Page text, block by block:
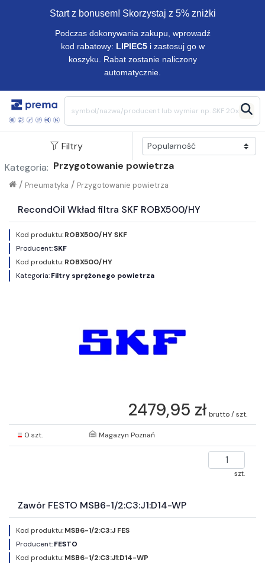
Start z bonusem! Skorzystaj z 5% zniżki
Podczas dokonywania zakupu, wprowadź
kod rabatowy: LIPIEC5 i zastosuj go w
koszyku. Rabat zostanie naliczony
automatycznie.
Filtry
Kategoria: Przygotowanie powietrza
Przygotowanie powietrza
/
Pneumatyka
/
RecondOil Wkład filtra SKF ROBX500/HY
Kod produktu:ROBX500/HY SKF
Producent:SKF
Kod produktu:ROBX500/HY
Kategoria:Filtry sprężonego powietrza
2479,95 zł brutto / szt.
0 szt. Magazyn Poznań
szt.
Zawór FESTO MSB6-1/2:C3:J1:D14-WP
Kod produktu:MSB6-1/2:C3:J FES
Producent:FESTO
Kod produktu:MSB6-1/2:C3:J1:D14-WP